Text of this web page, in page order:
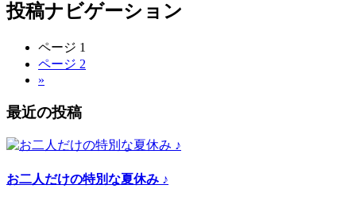
投稿ナビゲーション
ページ 1
ページ 2
»
最近の投稿
お二人だけの特別な夏休み ♪